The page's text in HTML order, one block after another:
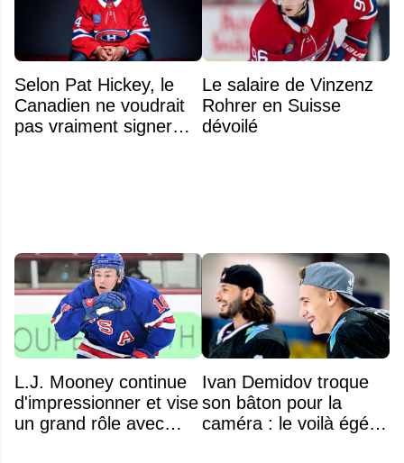
Selon Pat Hickey, le
Canadien ne voudrait
pas vraiment signer
Le salaire de Vinzenz
Rohrer en Suisse
dévoilé
L.J. Mooney continue
d'impressionner et vise
un grand rôle avec
Ivan Demidov troque
son bâton pour la
caméra : le voilà égérie